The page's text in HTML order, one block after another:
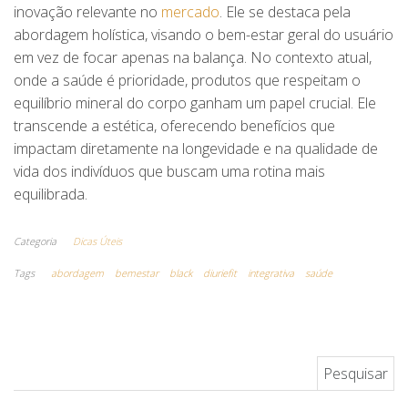
inovação relevante no mercado. Ele se destaca pela
abordagem holística, visando o bem-estar geral do usuário
em vez de focar apenas na balança. No contexto atual,
onde a saúde é prioridade, produtos que respeitam o
equilíbrio mineral do corpo ganham um papel crucial. Ele
transcende a estética, oferecendo benefícios que
impactam diretamente na longevidade e na qualidade de
vida dos indivíduos que buscam uma rotina mais
equilibrada.
Categoria Dicas Úteis
Tags abordagem bemestar black diuriefit integrativa saúde